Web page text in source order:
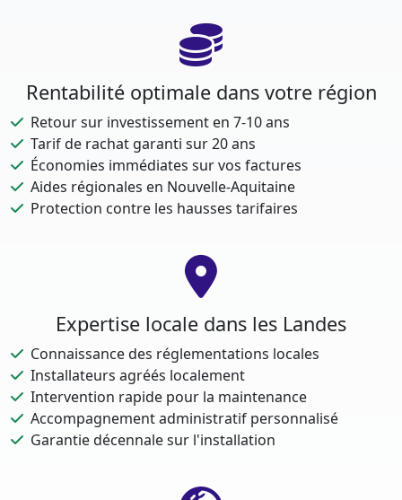
Rentabilité optimale dans votre région
Retour sur investissement en 7-10 ans
Tarif de rachat garanti sur 20 ans
Économies immédiates sur vos factures
Aides régionales en Nouvelle-Aquitaine
Protection contre les hausses tarifaires
Expertise locale dans les Landes
Connaissance des réglementations locales
Installateurs agréés localement
Intervention rapide pour la maintenance
Accompagnement administratif personnalisé
Garantie décennale sur l'installation